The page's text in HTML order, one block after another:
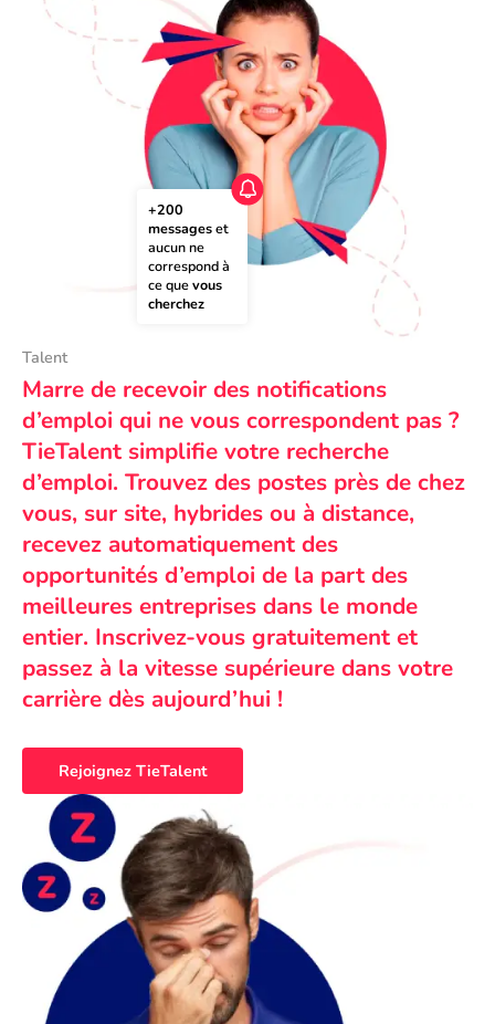
+200
messages et
aucun ne
correspond à
ce que vous
cherchez
Talent
Marre de recevoir des notifications
d’emploi qui ne vous correspondent pas ?
TieTalent simplifie votre recherche
d’emploi. Trouvez des postes près de chez
vous, sur site, hybrides ou à distance,
recevez automatiquement des
opportunités d’emploi de la part des
meilleures entreprises dans le monde
entier. Inscrivez-vous gratuitement et
passez à la vitesse supérieure dans votre
carrière dès aujourd’hui !
Rejoignez TieTalent